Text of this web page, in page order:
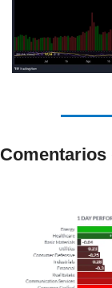
Comentarios